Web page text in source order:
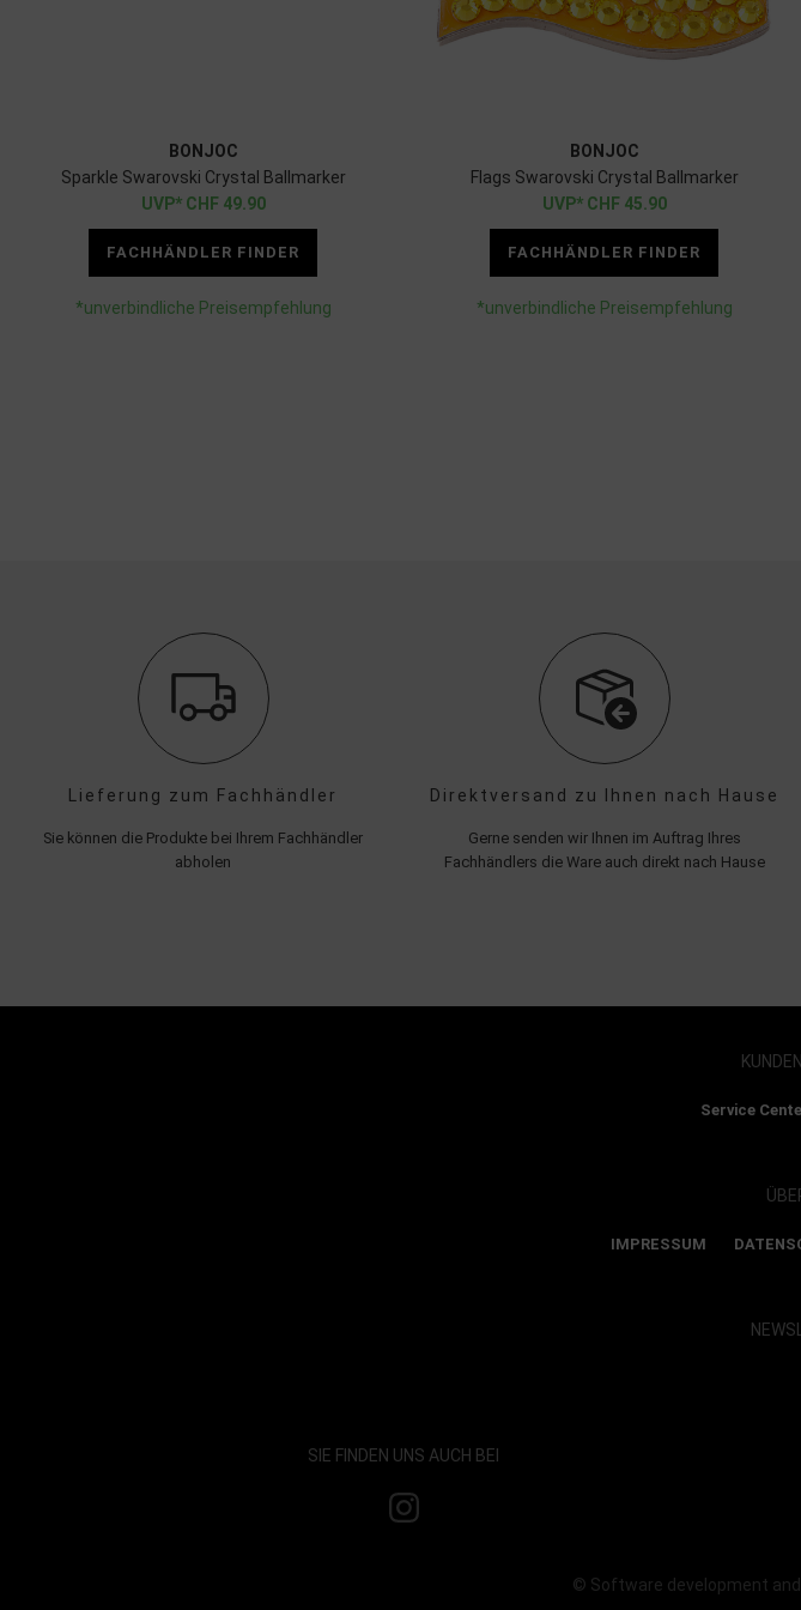
BONJOC
Sparkle Swarovski Crystal Ballmarker
CHF 49.90
FACHHÄNDLER FINDER
*unverbindliche Preisempfehlung
BONJOC
Flags Swarovski Crystal Ballmarker
CHF 45.90
FACHHÄNDLER FINDER
*unverbindliche Preisempfehlung
Lieferung zum Fachhändler
Sie können die Produkte bei Ihrem Fachhändler
abholen
Direktversand zu Ihnen nach Hause
Gerne senden wir Ihnen im Auftrag Ihres
Fachhändlers die Ware auch direkt nach Hause
Service
IMPRESSUM
SIE FINDEN UNS AUCH BEI
© Software development and